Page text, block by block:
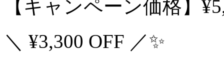
【キャンペーン価格】
＼ ¥3,300 OFF ／✨